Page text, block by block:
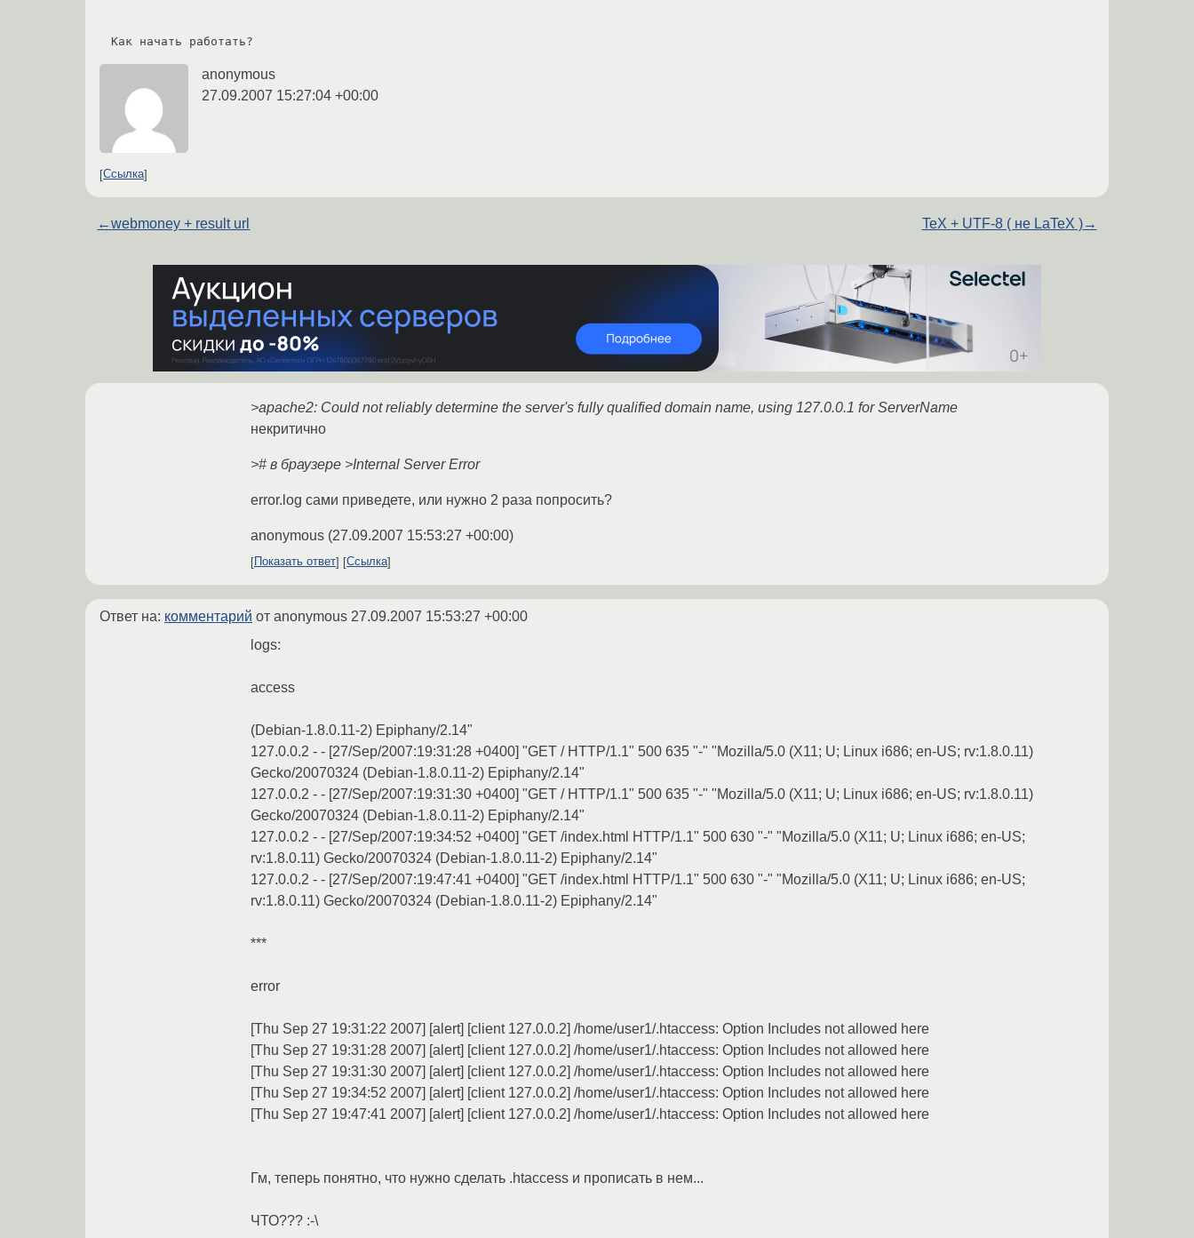
anonymous
27.09.2007 15:27:04 +00:00
Ссылка
←webmoney + result url TeX + UTF-8 ( не LaTeX )→
>apache2: Could not reliably determine the server's fully qualified domain name, using 127.0.0.1 for ServerName
некритично
># в браузере >Internal Server Error
error.log сами приведете, или нужно 2 раза попросить?
anonymous (27.09.2007 15:53:27 +00:00)
Показать ответ Ссылка
Ответ на: комментарий от anonymous 27.09.2007 15:53:27 +00:00
logs:
access
(Debian-1.8.0.11-2) Epiphany/2.14"
127.0.0.2 - - [27/Sep/2007:19:31:28 +0400] "GET / HTTP/1.1" 500 635 "-" "Mozilla/5.0 (X11; U; Linux i686; en-US; rv:1.8.0.11)
Gecko/20070324 (Debian-1.8.0.11-2) Epiphany/2.14"
127.0.0.2 - - [27/Sep/2007:19:31:30 +0400] "GET / HTTP/1.1" 500 635 "-" "Mozilla/5.0 (X11; U; Linux i686; en-US; rv:1.8.0.11)
Gecko/20070324 (Debian-1.8.0.11-2) Epiphany/2.14"
127.0.0.2 - - [27/Sep/2007:19:34:52 +0400] "GET /index.html HTTP/1.1" 500 630 "-" "Mozilla/5.0 (X11; U; Linux i686; en-US;
rv:1.8.0.11) Gecko/20070324 (Debian-1.8.0.11-2) Epiphany/2.14"
127.0.0.2 - - [27/Sep/2007:19:47:41 +0400] "GET /index.html HTTP/1.1" 500 630 "-" "Mozilla/5.0 (X11; U; Linux i686; en-US;
rv:1.8.0.11) Gecko/20070324 (Debian-1.8.0.11-2) Epiphany/2.14"
***
error
[Thu Sep 27 19:31:22 2007] [alert] [client 127.0.0.2] /home/user1/.htaccess: Option Includes not allowed here
[Thu Sep 27 19:31:28 2007] [alert] [client 127.0.0.2] /home/user1/.htaccess: Option Includes not allowed here
[Thu Sep 27 19:31:30 2007] [alert] [client 127.0.0.2] /home/user1/.htaccess: Option Includes not allowed here
[Thu Sep 27 19:34:52 2007] [alert] [client 127.0.0.2] /home/user1/.htaccess: Option Includes not allowed here
[Thu Sep 27 19:47:41 2007] [alert] [client 127.0.0.2] /home/user1/.htaccess: Option Includes not allowed here
Гм, теперь понятно, что нужно сделать .htaccess и прописать в нем...
ЧТО??? :-\